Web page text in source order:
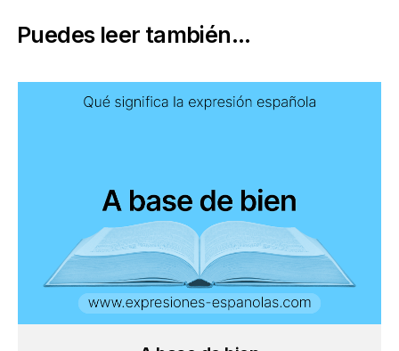
Puedes leer también...